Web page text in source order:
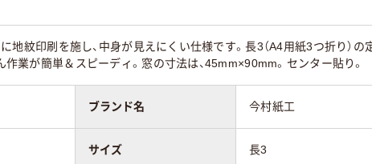
なし なし なし
に地紋印刷を施し、中身が見えにくい仕様です。長3（A4用紙3つ折り）
業が簡単＆スピーディ。窓の寸法は、45mm×90mm。センター貼り。
ブランド名 今村紙工
サイズ 長3